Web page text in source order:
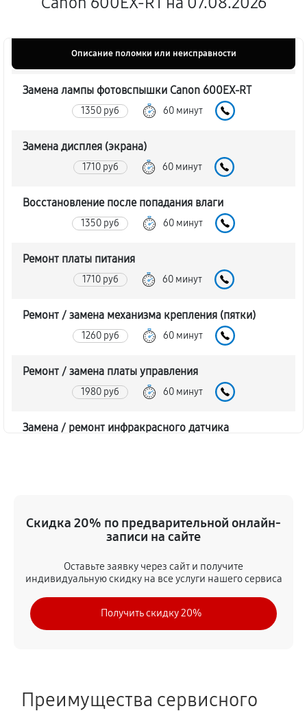
Описание поломки или неисправности
Замена лампы фотовспышки Canon 600EX-RT
1350 руб 60 минут
Замена дисплея (экрана)
1710 руб 60 минут
Восстановление после попадания влаги
1350 руб 60 минут
Ремонт платы питания
1710 руб 60 минут
Ремонт / замена механизма крепления (пятки)
1260 руб 60 минут
Ремонт / замена платы управления
1980 руб 60 минут
Замена / ремонт инфракрасного датчика
Замена ультразвукового мотора
60 минут
Скидка 20% по предварительной онлайн-
записи на сайте
Оставьте заявку через сайт и получите
индивидуальную скидку на все услуги нашего сервиса
Получить скидку 20%
Преимущества сервисного